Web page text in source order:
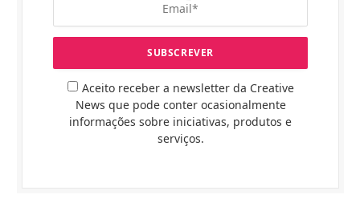
Aceito receber a newsletter da Creative
News que pode conter ocasionalmente
informações sobre iniciativas, produtos e
serviços.